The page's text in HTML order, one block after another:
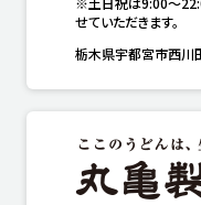
せていただきます。
栃木県宇都宮市西川